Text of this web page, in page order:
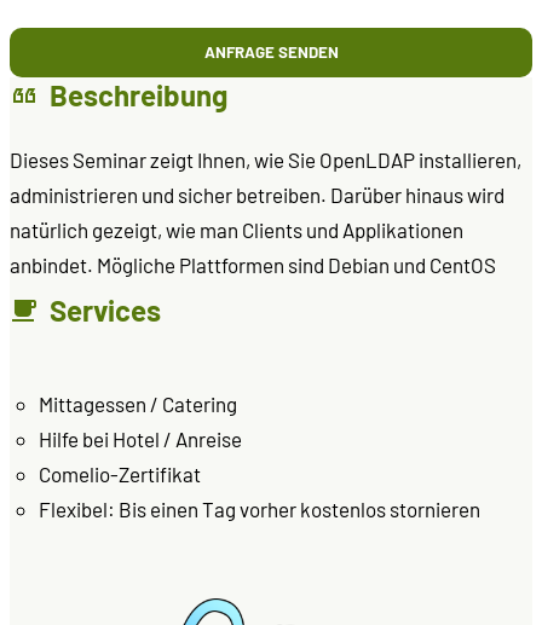
ANFRAGE SENDEN
Beschreibung
Dieses Seminar zeigt Ihnen, wie Sie OpenLDAP installieren,
administrieren und sicher betreiben. Darüber hinaus wird
natürlich gezeigt, wie man Clients und Applikationen
anbindet. Mögliche Plattformen sind Debian und CentOS
Services
Mittagessen / Catering
Hilfe bei Hotel / Anreise
Comelio-Zertifikat
Flexibel: Bis einen Tag vorher kostenlos stornieren